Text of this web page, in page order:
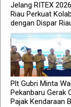
Jelang RITEX
Riau Perkuat
dengan Dispar
Plt Gubri Minta
Pekanbaru Gerak
Pajak Kendaraan